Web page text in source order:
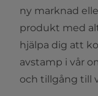
ny marknad
produkt med
hjälpa dig att
avstamp i vår
och tillgång till